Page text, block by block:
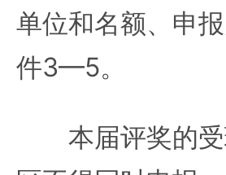
单位和名额、申
件3—5。
本届评奖的受